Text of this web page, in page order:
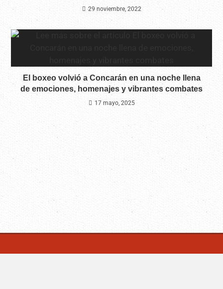
29 noviembre, 2022
El boxeo volvió a Concarán en una noche llena
de emociones, homenajes y vibrantes combates
17 mayo, 2025